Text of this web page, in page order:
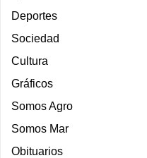
Deportes
Sociedad
Cultura
Gráficos
Somos Agro
Somos Mar
Obituarios